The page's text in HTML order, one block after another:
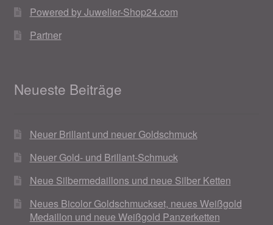
Powered by Juwelier-Shop24.com
Partner
Neueste Beiträge
Neuer Brillant und neuer Goldschmuck
Neuer Gold- und Brillant-Schmuck
Neue Silbermedaillons und neue Silber Ketten
Neues Bicolor Goldschmuckset, neues Weißgold
Medaillon und neue Weißgold Panzerketten